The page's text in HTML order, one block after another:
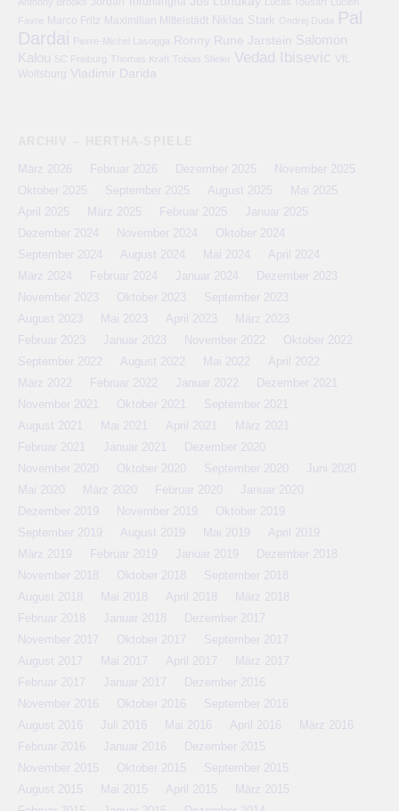
Favre
Marco Fritz Maximilian Mittelstädt Niklas Stark Ondrej Duda Pal
Dardai Pierre-Michel Lasogga Ronny Rune Jarstein Salomon
Kalou SC Freiburg Thomas Kraft Tobias Stieler Vedad Ibisevic
VfL
Wolfsburg
Vladimir Darida
März 2026 Februar 2026 Dezember 2025
November 2025
Oktober 2025
September 2025 August 2025
Mai 2025
April 2025
März 2025 Februar 2025
Januar 2025
Dezember 2024
November 2024
Oktober 2024
September 2024
August 2024 Mai 2024
April 2024
März 2024
Februar 2024 Januar 2024
Dezember 2023
November 2023
Oktober 2023
September 2023
August 2023
Mai 2023 April 2023
März 2023
Februar 2023
Januar 2023 November 2022
Oktober 2022
September 2022
August 2022 Mai 2022
April 2022
März 2022
Februar 2022 Januar 2022
Dezember 2021
November 2021
Oktober 2021
September 2021
August 2021
Mai 2021 April 2021
März 2021
Februar 2021
Januar 2021
Dezember 2020
November 2020
Oktober 2020 September 2020
Juni 2020
Mai 2020
März 2020 Februar 2020
Januar 2020
Dezember 2019
November 2019
Oktober 2019
September 2019
August 2019 Mai 2019
April 2019
März 2019
Februar 2019 Januar 2019
Dezember 2018
November 2018
Oktober 2018
September 2018
August 2018
Mai 2018 April 2018
März 2018
Februar 2018
Januar 2018
Dezember 2017
November 2017
Oktober 2017
September 2017
August 2017
Mai 2017 April 2017
März 2017
Februar 2017
Januar 2017
Dezember 2016
November 2016
Oktober 2016
September 2016
August 2016
Juli 2016 Mai 2016 April 2016
März 2016
Februar 2016
Januar 2016
Dezember 2015
November 2015
Oktober 2015
September 2015
August 2015
Mai 2015 April 2015
März 2015